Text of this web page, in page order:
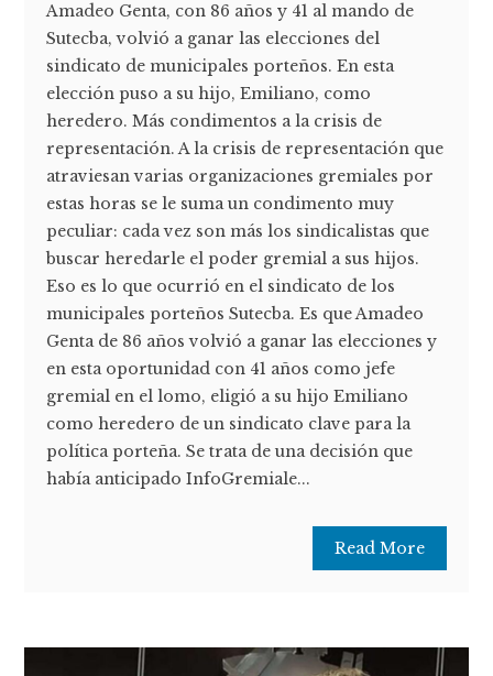
Amadeo Genta, con 86 años y 41 al mando de
Sutecba, volvió a ganar las elecciones del
sindicato de municipales porteños. En esta
elección puso a su hijo, Emiliano, como
heredero. Más condimentos a la crisis de
representación. A la crisis de representación que
atraviesan varias organizaciones gremiales por
estas horas se le suma un condimento muy
peculiar: cada vez son más los sindicalistas que
buscar heredarle el poder gremial a sus hijos.
Eso es lo que ocurrió en el sindicato de los
municipales porteños Sutecba. Es que Amadeo
Genta de 86 años volvió a ganar las elecciones y
en esta oportunidad con 41 años como jefe
gremial en el lomo, eligió a su hijo Emiliano
como heredero de un sindicato clave para la
política porteña. Se trata de una decisión que
había anticipado InfoGremiale...
Read More